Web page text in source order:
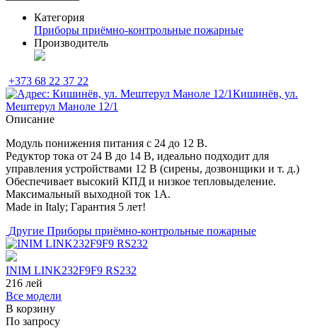
Категория
Приборы приёмно-контрольные пожарные
Производитель
+373 68 22 37 22
Кишинёв, ул.
Мештерул Маноле 12/1
Описание
Модуль понижения питания с 24 до 12 В.
Редуктор тока от 24 В до 14 В, идеально подходит для
управления устройствами 12 В (сирены, дозвонщики и т. д.)
Обеспечивает высокий КПД и низкое тепловыделение.
Максимальный выходной ток 1А.
Made in Italy; Гарантия 5 лет!
Другие Приборы приёмно-контрольные пожарные
INIM LINK232F9F9 RS232
216 лей
Все модели
В корзину
По запросу